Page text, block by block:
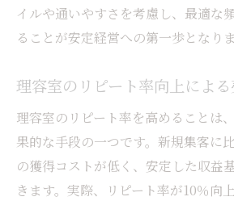
イルや通いやすさを考慮し、最適な
ることが安定経営への第一歩となりま
理容室のリピート率向上によ
理容室のリピート率を高めることは
果的な手段の一つです。新規集客に
の獲得コストが低く、安定した収益
きます。実際、リピート率が10％向